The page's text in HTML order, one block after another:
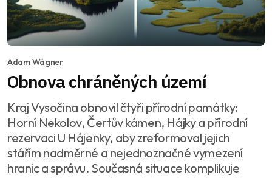
Adam Wágner
Obnova chráněných území
Kraj Vysočina obnovil čtyři přírodní památky:
Horní Nekolov, Čertův kámen, Hájky a přírodní
rezervaci U Hájenky, aby zreformoval jejich
stářím nadměrné a nejednoznačné vymezení
hranic a správu. Současná situace komplikuje